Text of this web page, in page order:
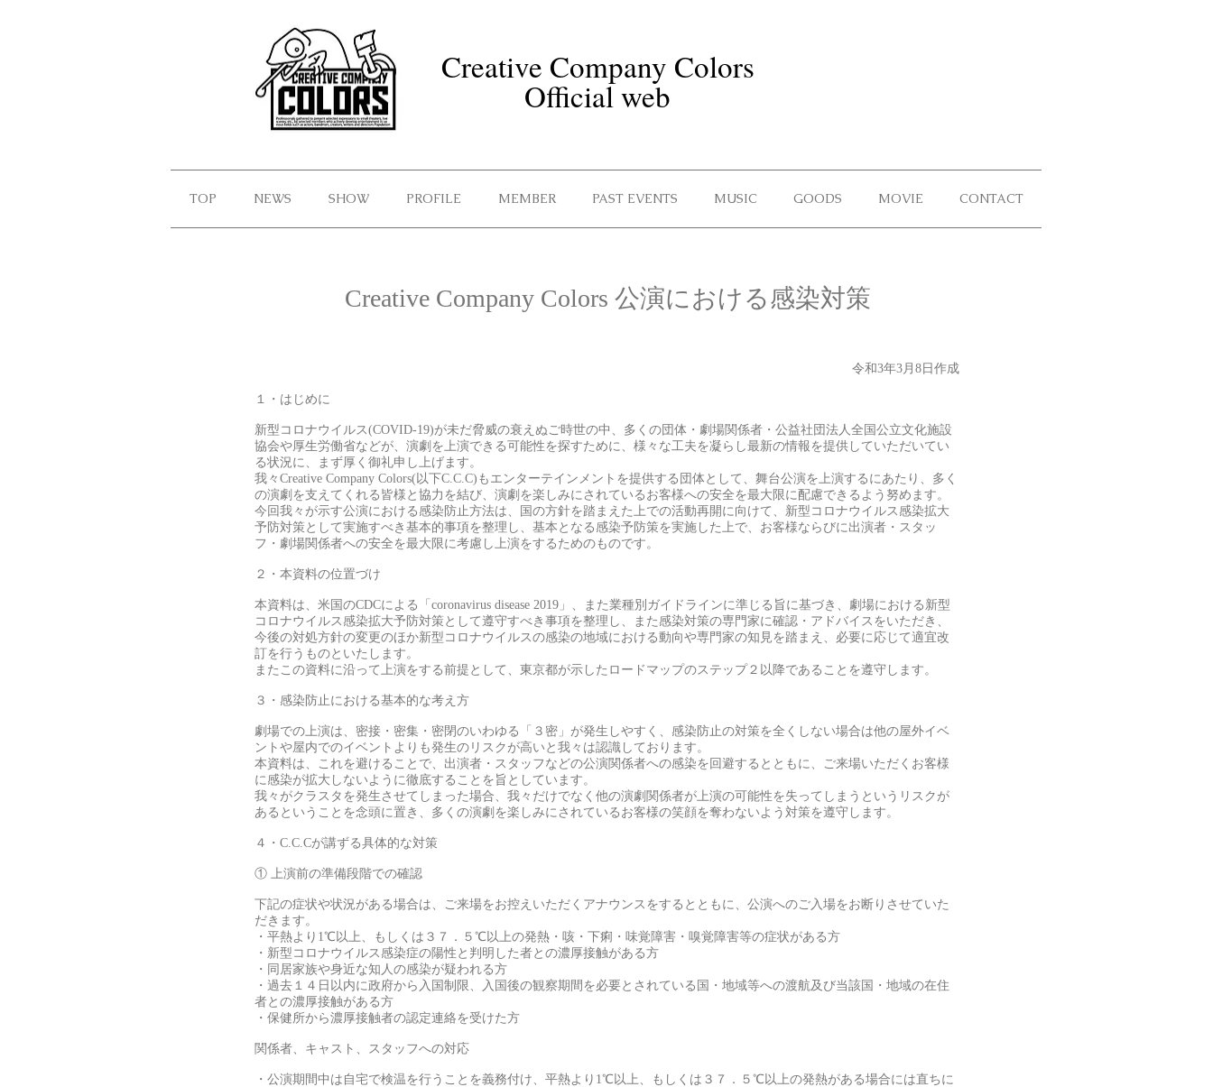
Creative Company Colors
Official web
TOP NEWS SHOW PROFILE MEMBER PAST EVENTS MUSIC GOODS MOVIE CONTACT
Creative Company Colors 公演における感染対策
令和3年3月8日作成
１・はじめに
新型コロナウイルス(COVID-19)が未だ脅威の衰えぬご時世の中、多くの団体・劇場関係者・公益社団法人全国公立文化施設
協会や厚生労働省などが、演劇を上演できる可能性を探すために、様々な工夫を凝らし最新の情報を提供していただいてい
る状況に、まず厚く御礼申し上げます。
我々Creative Company Colors(以下C.C.C)もエンターテインメントを提供する団体として、舞台公演を上演するにあたり、多く
の演劇を支えてくれる皆様と協力を結び、演劇を楽しみにされているお客様への安全を最大限に配慮できるよう努めます。
今回我々が示す公演における感染防止方法は、国の方針を踏まえた上での活動再開に向けて、新型コロナウイルス感染拡大
予防対策として実施すべき基本的事項を整理し、基本となる感染予防策を実施した上で、お客様ならびに出演者・スタッ
フ・劇場関係者への安全を最大限に考慮し上演をするためのものです。
２・本資料の位置づけ
本資料は、米国のCDCによる「coronavirus disease 2019」、また業種別ガイドラインに準じる旨に基づき、劇場における新型
コロナウイルス感染拡大予防対策として遵守すべき事項を整理し、また感染対策の専門家に確認・アドバイスをいただき、
今後の対処方針の変更のほか新型コロナウイルスの感染の地域における動向や専門家の知見を踏まえ、必要に応じて適宜改
訂を行うものといたします。
またこの資料に沿って上演をする前提として、東京都が示したロードマップのステップ２以降であることを遵守します。
３・感染防止における基本的な考え方
劇場での上演は、密接・密集・密閉のいわゆる「３密」が発生しやすく、感染防止の対策を全くしない場合は他の屋外イベ
ントや屋内でのイベントよりも発生のリスクが高いと我々は認識しております。
本資料は、これを避けることで、出演者・スタッフなどの公演関係者への感染を回避するとともに、ご来場いただくお客様
に感染が拡大しないように徹底することを旨としています。
我々がクラスタを発生させてしまった場合、我々だけでなく他の演劇関係者が上演の可能性を失ってしまうというリスクが
あるということを念頭に置き、多くの演劇を楽しみにされているお客様の笑顔を奪わないよう対策を遵守します。
４・C.C.Cが講ずる具体的な対策
① 上演前の準備段階での確認
下記の症状や状況がある場合は、ご来場をお控えいただくアナウンスをするとともに、公演へのご入場をお断りさせていた
だきます。
・平熱より1℃以上、もしくは３７．５℃以上の発熱・咳・下痢・味覚障害・嗅覚障害等の症状がある方
・新型コロナウイルス感染症の陽性と判明した者との濃厚接触がある方
・同居家族や身近な知人の感染が疑われる方
・過去１４日以内に政府から入国制限、入国後の観察期間を必要とされている国・地域等への渡航及び当該国・地域の在住
者との濃厚接触がある方
・保健所から濃厚接触者の認定連絡を受けた方
関係者、キャスト、スタッフへの対応
・公演期間中は自宅で検温を行うことを義務付け、平熱より1℃以上、もしくは３７．５℃以上の発熱がある場合には直ちに